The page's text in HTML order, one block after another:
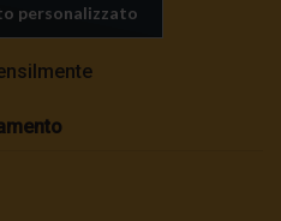
personalizzato